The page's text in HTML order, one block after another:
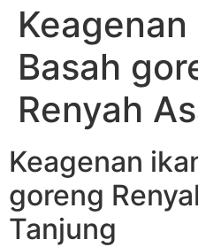
Basah
Renyah
Keagenan
goreng
Tanjung